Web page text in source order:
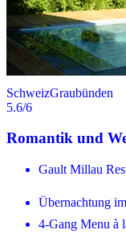
SchweizGraubünden
5.6/6
Romantik und
Gault Millau
Übernachtung
4-Gang Menu à